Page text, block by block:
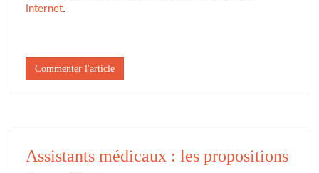
Internet.
Commenter l'article
Assistants médicaux : les propositions